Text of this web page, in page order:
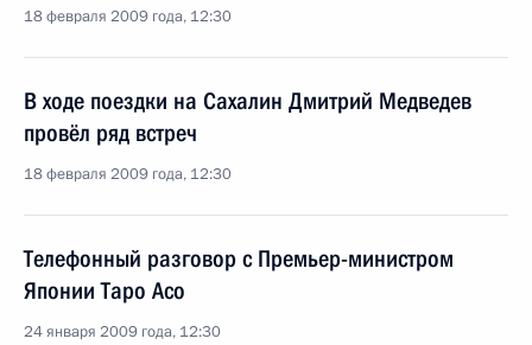
18 февраля 2009 года, 12:30
В ходе поездки на Сахалин Дмитрий Медведев
провёл ряд встреч
18 февраля 2009 года, 12:30
Телефонный разговор с Премьер-министром
Японии Таро Асо
24 января 2009 года, 12:30